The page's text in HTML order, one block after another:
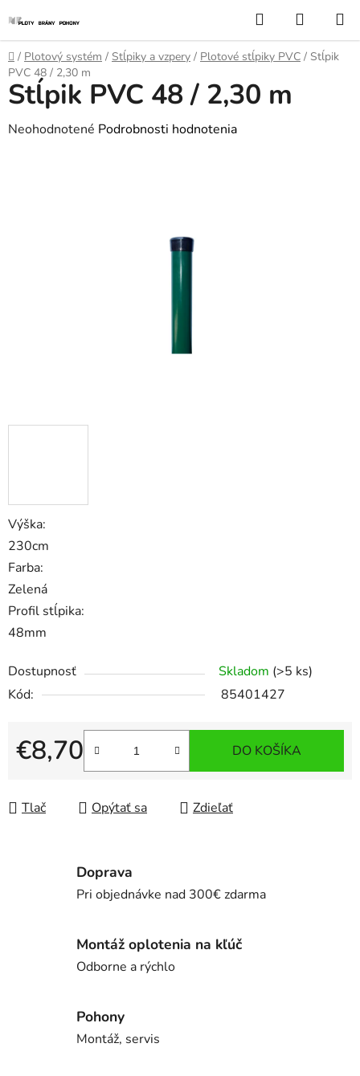
na
obsah
Hľadať
KOŠÍK
Domov
/ Plotový systém / Stĺpiky a vzpery / Plotové stĺpiky PVC / Stĺpik
PVC 48 / 2,30 m
Výška:
230cm
Farba:
Zelená
Profil stĺpika:
48mm
Dostupnosť Skladom (>5 ks)
Kód:
85401427
€8,70
Jednotková cena:
DO KOŠÍKA
Tlač Opýtať sa Zdieľať
Stĺpik PVC 48 / 2,30 m
Priemerné
Neohodnotené Podrobnosti hodnotenia
Doprava
Pri objednávke nad 300€ zdarma
Montáž oplotenia na kľúč
Odborne a rýchlo
Pohony
Montáž, servis